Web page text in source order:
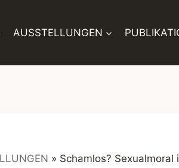
AUSSTELLUNGEN
» Schamlos? Sexualmoral